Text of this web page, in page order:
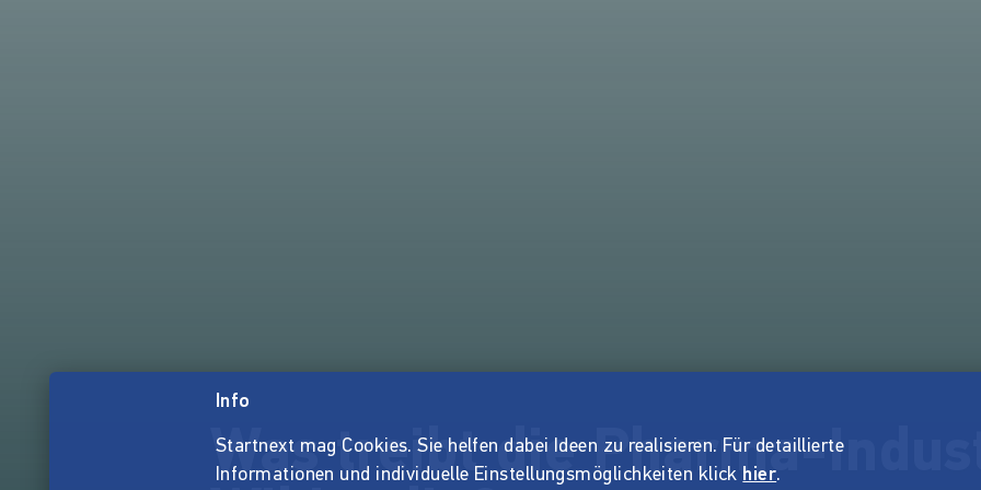
Was treibt die Pharma-
Info
Startnext mag Cookies. Sie helfen dabei Ideen zu realisieren. Für detaillierte
Informationen und individuelle Einstellungsmöglichkeiten klick hier.